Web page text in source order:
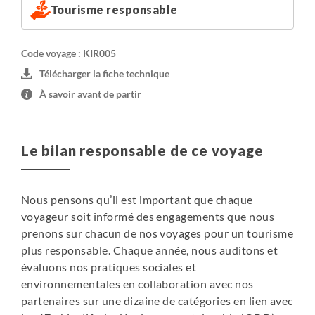
recharger vos appareils.
Nuits sous tente :
Tentes 3 places pour 2 personnes, ce qui vous permet de
mettre vos bagages dans les tentes. Chaque participant
aura un tapis mousse de 5cm d'épaisseur environ.
Douche solaire ou à pompe, selon la disponibilité. Il peut
arriver que nous n'utilisions pas la douche sur certaines
ne sera peut-être pas possible de monter la tente
douche. Une bassine et de l'eau peuvent être fournies
pour la toilette.
Pas d'électricité. Des chargeurs solaires seront
disponibles.
Bassines et/ou douches solaires pour la toilette
Pas de wifi.
Tourisme responsable
Code voyage : KIR005
Télécharger la fiche technique
À savoir avant de partir
Le bilan responsable de ce voyage
Nous pensons qu’il est important que chaque
voyageur soit informé des engagements que nous
prenons sur chacun de nos voyages pour un tourisme
plus responsable. Chaque année, nous auditons et
évaluons nos pratiques sociales et
environnementales en collaboration avec nos
partenaires sur une dizaine de catégories en lien avec